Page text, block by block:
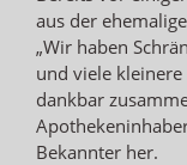
aus der
„Wir haben
und viele kleinere
dankbar
Bekannter her.